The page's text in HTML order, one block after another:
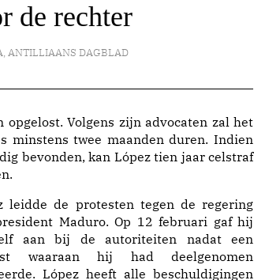
de rechter
, ANTILLIAANS DAGBLAD
opgelost. Volgens zijn advocaten zal het
minstens twee maanden duren. Indien
bevonden, kan López tien jaar celstraf
leidde de protesten tegen de regering
Maduro. Op 12 februari gaf hij
aan bij de autoriteiten nadat een
waaraan hij had deelgenomen
López heeft alle beschuldigingen